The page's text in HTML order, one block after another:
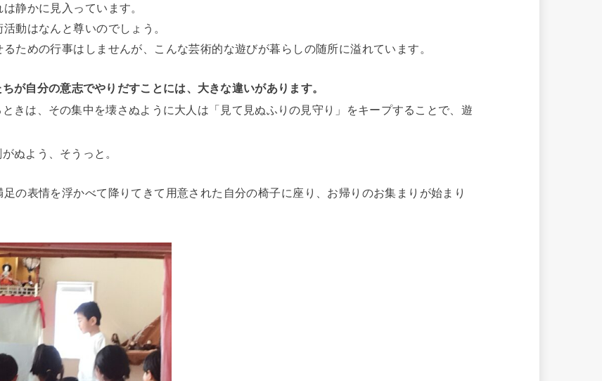
静かに見入っています。
動はなんと尊いのでしょう。
ための行事はしませんが、こんな芸術的な遊びが暮らしの随所に溢れています。
が自分の意志でやりだすことには、大きな違いがあります。
きは、その集中を壊さぬように大人は「見て見ぬふりの見守り」をキープすることで、遊
ぬよう、そうっと。
足の表情を浮かべて降りてきて用意された自分の椅子に座り、お帰りのお集まりが始まり